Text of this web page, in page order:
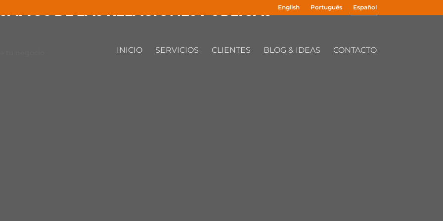
English Português Español
INICIO SERVICIOS CLIENTES BLOG & IDEAS CONTACTO